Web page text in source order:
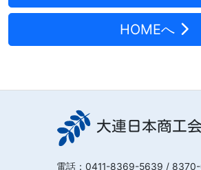
HOMEへ
大連日本商工会
電話： 0411-8369-5639 / 8370-